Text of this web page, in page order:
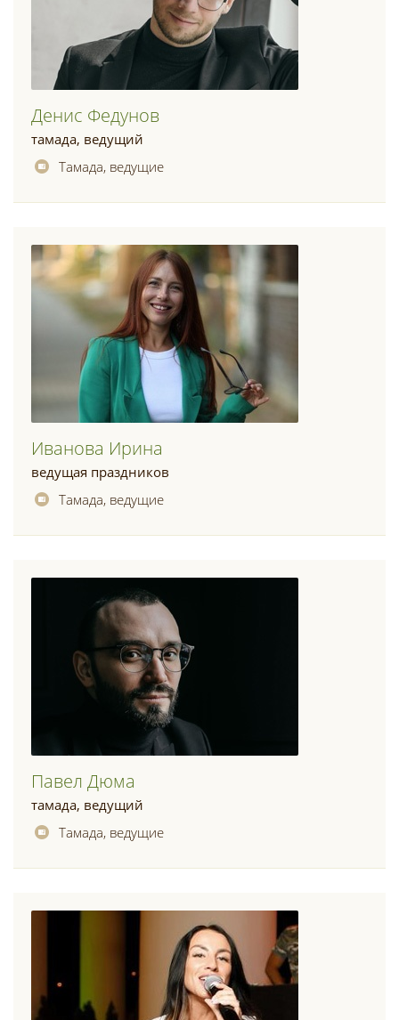
Денис Федунов
тамада, ведущий
Тамада, ведущие
Иванова Ирина
ведущая праздников
Тамада, ведущие
Павел Дюма
тамада, ведущий
Тамада, ведущие